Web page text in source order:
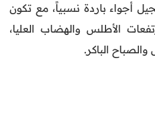
أجواء باردة نسبياً، مع تكون
الأطلس والهضاب العليا،
الباكر.